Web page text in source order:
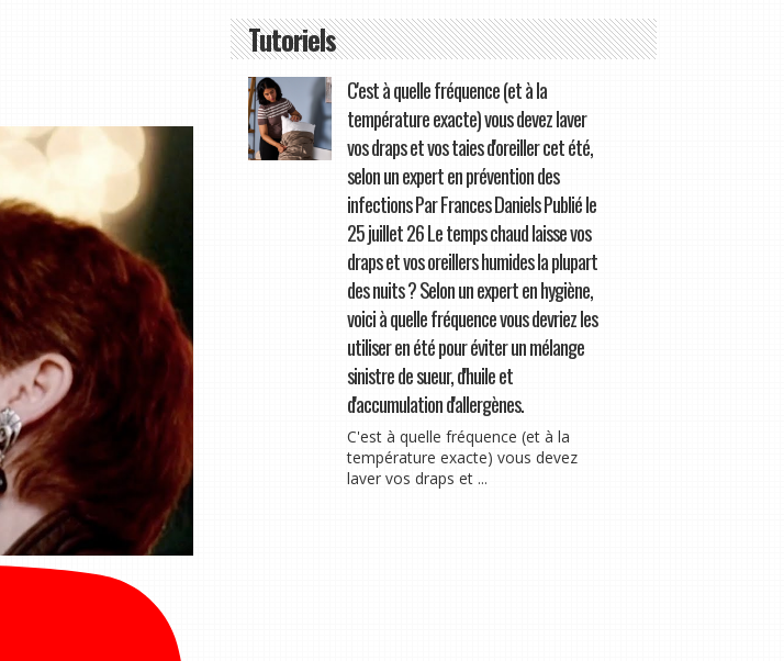
Tutoriels
C'est à quelle fréquence (et à la
température exacte) vous devez laver
vos draps et vos taies d'oreiller cet été,
selon un expert en prévention des
infections Par Frances Daniels Publié le
25 juillet 26 Le temps chaud laisse vos
draps et vos oreillers humides la plupart
des nuits ? Selon un expert en hygiène,
voici à quelle fréquence vous devriez les
utiliser en été pour éviter un mélange
sinistre de sueur, d'huile et
d'accumulation d'allergènes.
C'est à quelle fréquence (et à la
température exacte) vous devez
laver vos draps et ...